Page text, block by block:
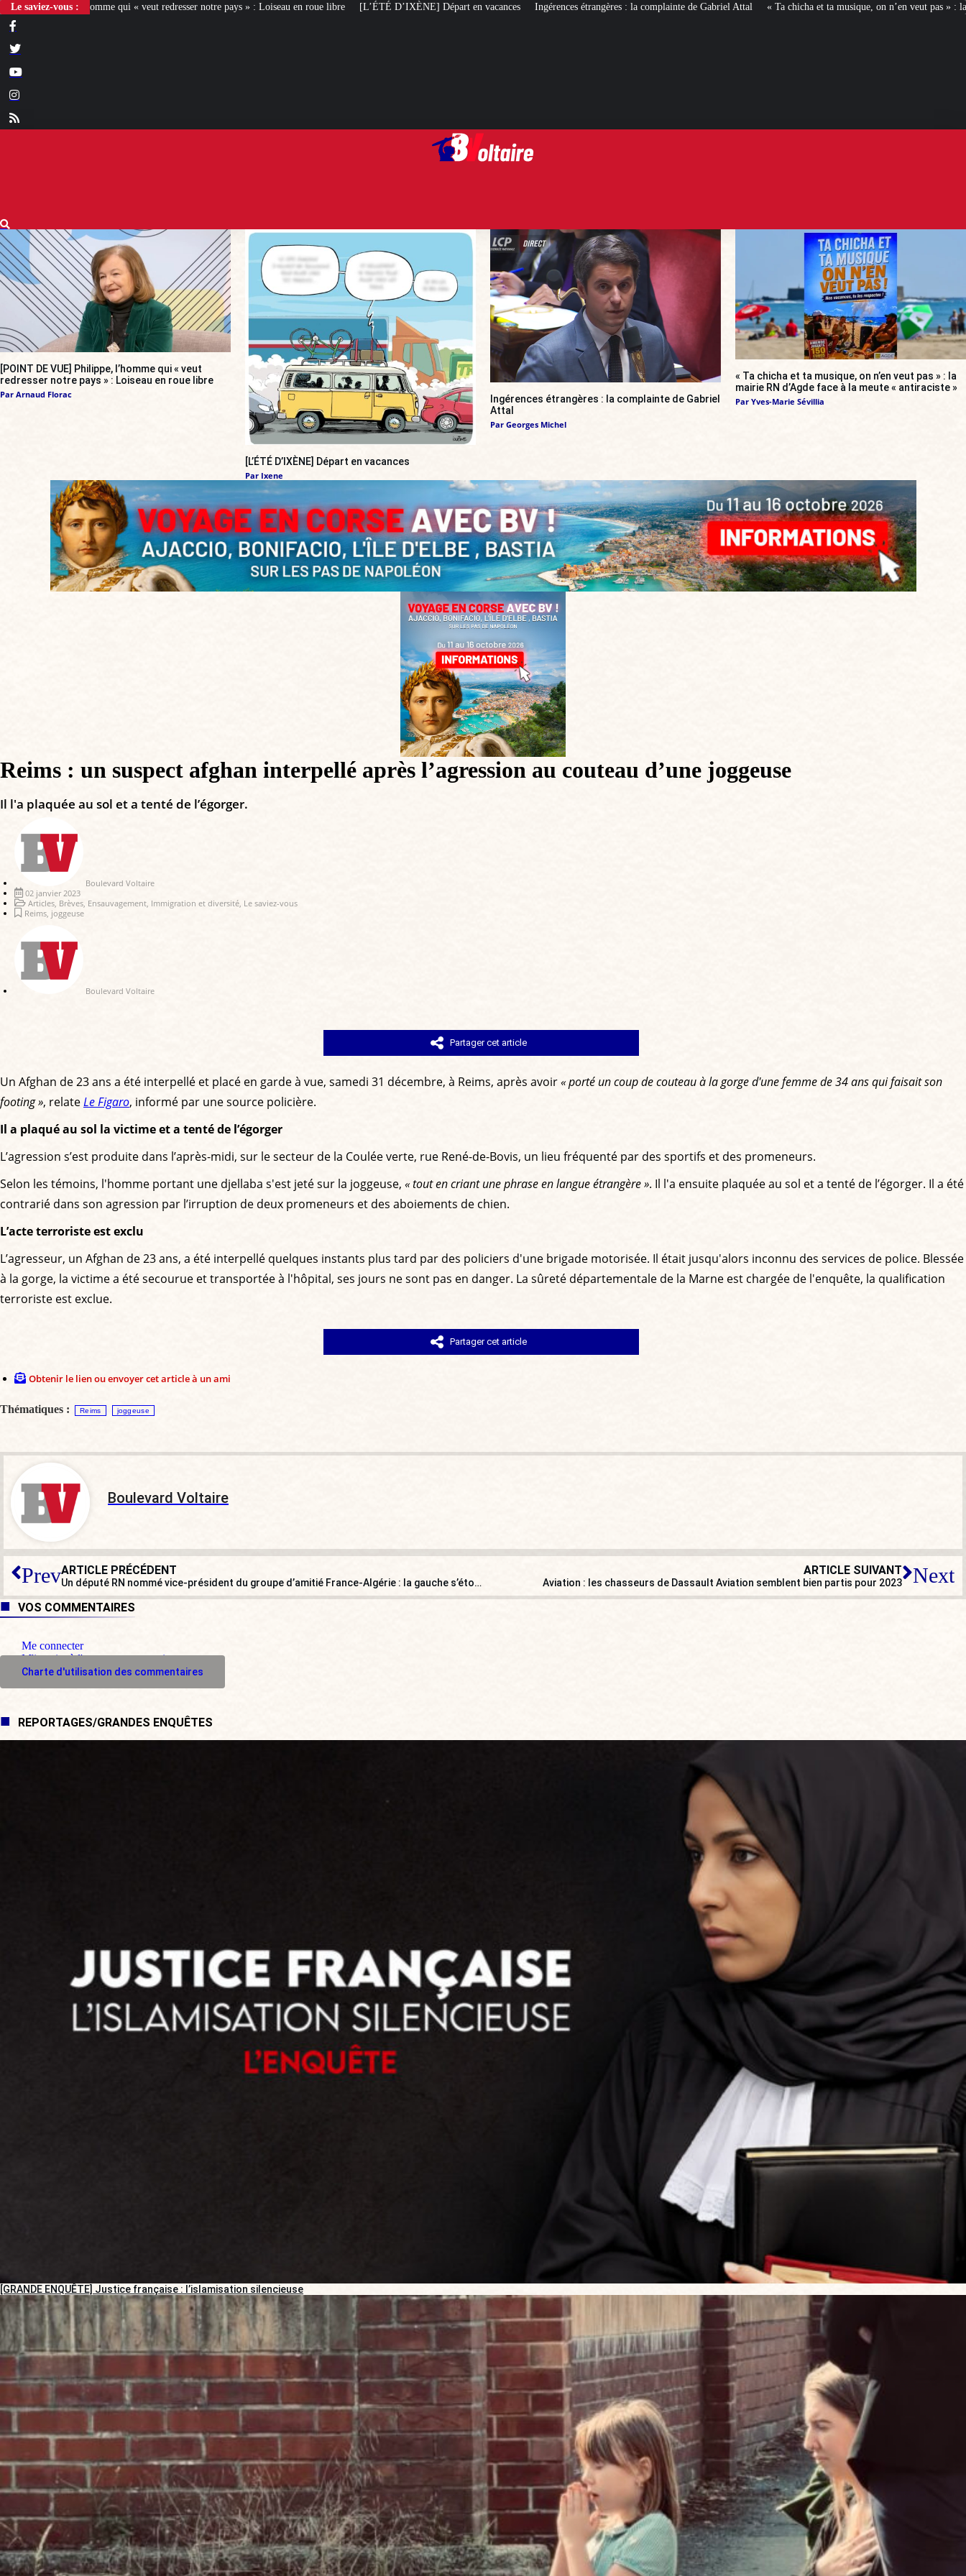
Le saviez-vous :
veut redresser notre pays » : Loiseau en roue libre [L’ÉTÉ D’IXÈNE] Départ en vacances Ingérences étrangères : la complainte de Gabriel Attal « Ta chicha et ta musique, on n’en veut pas » : la mairie RN d’Agde face à la
[POINT DE VUE] Philippe, l’homme qui « veut
redresser notre pays » : Loiseau en roue libre
Par Arnaud Florac
[L’ÉTÉ D’IXÈNE] Départ en vacances
Par Ixene
Ingérences étrangères : la complainte de Gabriel
Attal
Par Georges Michel
« Ta chicha et ta musique, on n’en veut pas » : la
mairie RN d’Agde face à la meute « antiraciste »
Par Yves-Marie Sévillia
Reims : un suspect afghan interpellé après l’agression au couteau d’une joggeuse
Il l'a plaquée au sol et a tenté de l’égorger.
Boulevard Voltaire
02 janvier 2023
Articles Brèves Ensauvagement Immigration et diversité Le saviez-vous
Reims joggeuse
Boulevard Voltaire
Partager cet article
Un Afghan de 23 ans a été interpellé et placé en garde à vue, samedi 31 décembre, à Reims, après avoir« porté un coup de couteau à la gorge d'une femme de 34 ans qui faisait son
footing », relateLe Figaro, informé par une source policière.
Il a plaqué au sol la victime et a tenté de l’égorger
L’agression s’est produite dans l’après-midi, sur le secteur de la Coulée verte, rue René-de-Bovis, un lieu fréquenté par des sportifs et des promeneurs.
Selon les témoins, l'homme portant une djellaba s'est jeté sur la joggeuse, « tout en criant une phrase en langue étrangère ». Il l'a ensuite plaquée au sol et a tenté de l’égorger. Il a été
contrarié dans son agression par l’irruption de deux promeneurs et des aboiements de chien.
L’acte terroriste est exclu
L’agresseur, un Afghan de 23 ans, a été interpellé quelques instants plus tard par des policiers d'une brigade motorisée. Il était jusqu'alors inconnu des services de police. Blessée
à la gorge, la victime a été secourue et transportée à l'hôpital, ses jours ne sont pas en danger. La sûreté départementale de la Marne est chargée de l'enquête, la qualification
terroriste est exclue.
Partager cet article
Obtenir le lien ou envoyer cet article à un ami
Thématiques : Reims joggeuse
Boulevard Voltaire
PrevARTICLE PRÉCÉDENT
Un député RN nommé vice-président du groupe d’amitié France-Algérie : la gauche s’étouffe d’indignation
ARTICLE SUIVANT
Aviation : les chasseurs de Dassault Aviation semblent bien partis pour 2023 Next
VOS COMMENTAIRES
Me connecter
M'inscrire à l'espace commentaire
Charte d'utilisation des commentaires
REPORTAGES/GRANDES ENQUÊTES
[GRANDE ENQUÊTE] Justice française : l’islamisation silencieuse